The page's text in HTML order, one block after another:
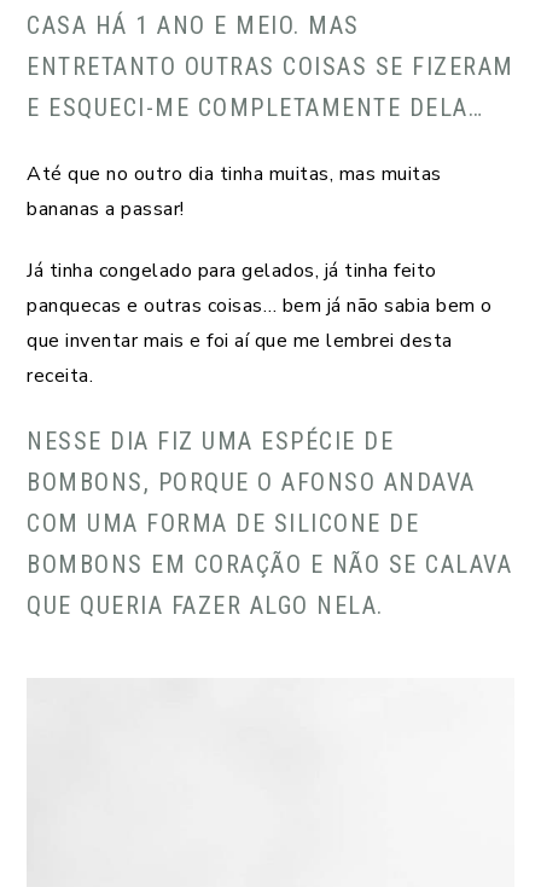
CASA HÁ 1 ANO E MEIO. MAS
ENTRETANTO OUTRAS COISAS SE FIZERAM
E ESQUECI-ME COMPLETAMENTE DELA…
Até que no outro dia tinha muitas, mas muitas
bananas a passar!
Já tinha congelado para gelados, já tinha feito
panquecas e outras coisas… bem já não sabia bem o
que inventar mais e foi aí que me lembrei desta
receita.
NESSE DIA FIZ UMA ESPÉCIE DE
BOMBONS, PORQUE O AFONSO ANDAVA
COM UMA FORMA DE SILICONE DE
BOMBONS EM CORAÇÃO E NÃO SE CALAVA
QUE QUERIA FAZER ALGO NELA.